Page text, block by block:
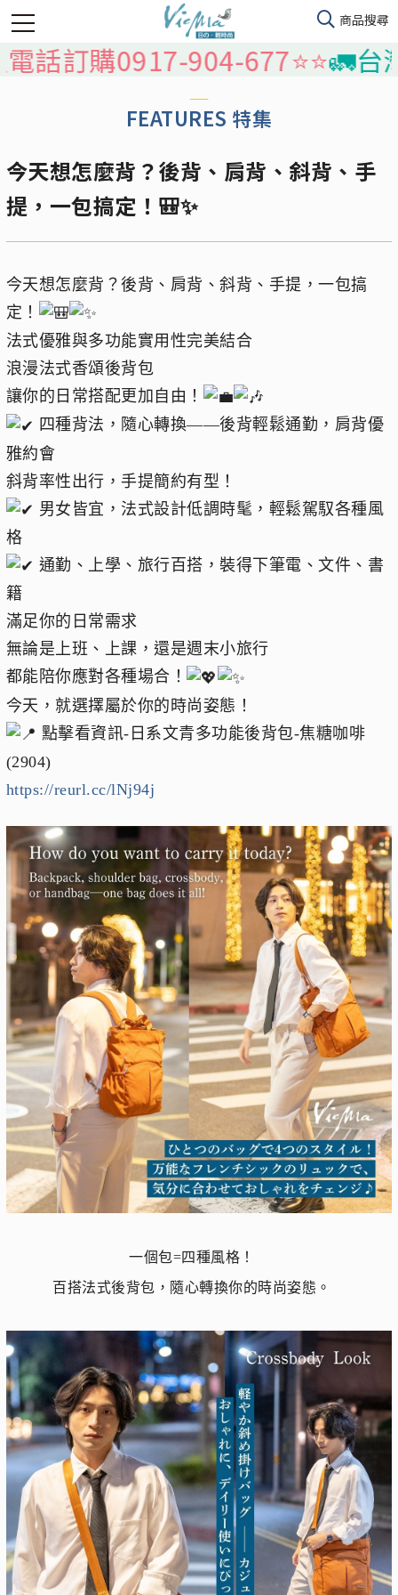
訂購0917-904-677⭐️⭐️🚛台灣
FEATURES 特集
今天想怎麼背？後背、肩背、斜背、手
提，一包搞定！🎒✨
今天想怎麼背？後背、肩背、斜背、手提，一包搞
定！
法式優雅與多功能實用性完美結合
浪漫法式香頌後背包
讓你的日常搭配更加自由！
四種背法，隨心轉換——後背輕鬆通勤，肩背優
雅約會
斜背率性出行，手提簡約有型！
男女皆宜，法式設計低調時髦，輕鬆駕馭各種風
格
通勤、上學、旅行百搭，裝得下筆電、文件、書
籍
滿足你的日常需求
無論是上班、上課，還是週末小旅行
都能陪你應對各種場合！
今天，就選擇屬於你的時尚姿態！
點擊看資訊-日系文青多功能後背包-焦糖咖啡
(2904)
https://reurl.cc/lNj94j
一個包=四種風格！
百搭法式後背包，隨心轉換你的時尚姿態。